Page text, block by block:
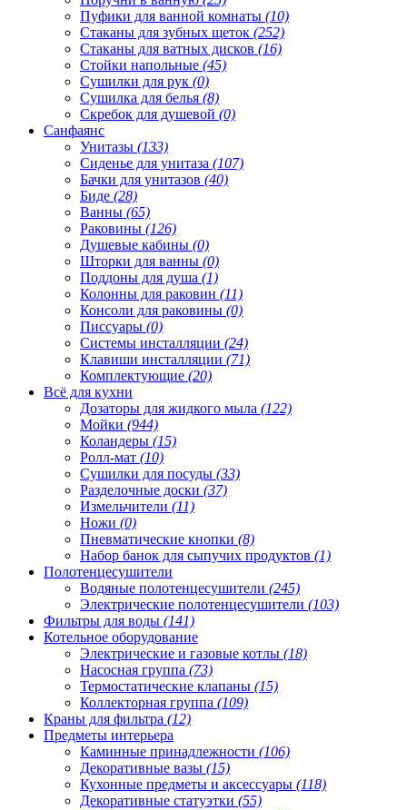
Пуфики для ванной комнаты (10)
Стаканы для зубных щеток (252)
Стаканы для ватных дисков (16)
Стойки напольные (45)
Сушилки для рук (0)
Сушилка для белья (8)
Скребок для душевой (0)
Санфаянс
Унитазы (133)
Сиденье для унитаза (107)
Бачки для унитазов (40)
Биде (28)
Ванны (65)
Раковины (126)
Душевые кабины (0)
Шторки для ванны (0)
Поддоны для душа (1)
Колонны для раковин (11)
Консоли для раковины (0)
Писсуары (0)
Системы инсталляции (24)
Клавиши инсталляции (71)
Комплектующие (20)
Всё для кухни
Дозаторы для жидкого мыла (122)
Мойки (944)
Коландеры (15)
Ролл-мат (10)
Сушилки для посуды (33)
Разделочные доски (37)
Измельчители (11)
Ножи (0)
Пневматические кнопки (8)
Набор банок для сыпучих продуктов (1)
Полотенцесушители
Водяные полотенцесушители (245)
Электрические полотенцесушители (103)
Фильтры для воды (141)
Котельное оборудование
Электрические и газовые котлы (18)
Насосная группа (73)
Термостатические клапаны (15)
Коллекторная группа (109)
Краны для фильтра (12)
Предметы интерьера
Каминные принадлежности (106)
Декоративные вазы (15)
Кухонные предметы и аксессуары (118)
Декоративные статуэтки (55)